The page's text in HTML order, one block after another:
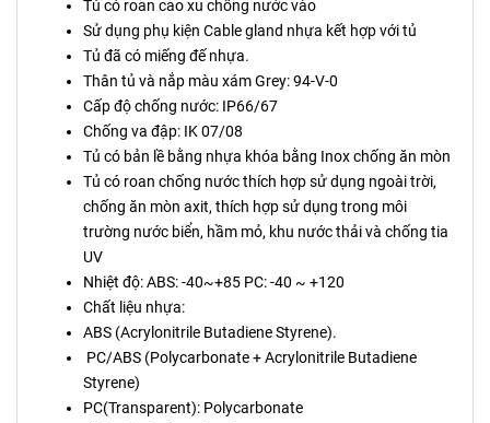
Tủ có roan cao xu chống nước vào
Sử dụng phụ kiện Cable gland nhựa kết hợp với tủ
Tủ đã có miếng đế nhựa.
Thân tủ và nắp màu xám Grey: 94-V-0
Cấp độ chống nước: IP66/67
Chống va đập: IK 07/08
Tủ có bản lề bằng nhựa khóa bằng Inox chống ăn mòn
Tủ có roan chống nước thích hợp sử dụng ngoài trời,
chống ăn mòn axit, thích hợp sử dụng trong môi
trường nước biển, hầm mỏ, khu nước thải và chống tia
UV
Nhiệt độ: ABS: -40~+85 PC: -40 ~ +120
Chất liệu nhựa:
ABS (Acrylonitrile Butadiene Styrene).
PC/ABS (Polycarbonate + Acrylonitrile Butadiene
Styrene)
PC(Transparent): Polycarbonate